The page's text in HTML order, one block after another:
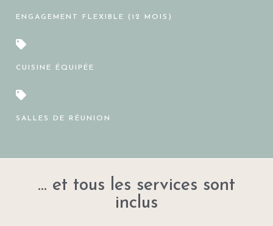
ENGAGEMENT FLEXIBLE (12 MOIS)
CUISINE ÉQUIPÉE
SALLES DE RÉUNION
... et tous les services sont
inclus